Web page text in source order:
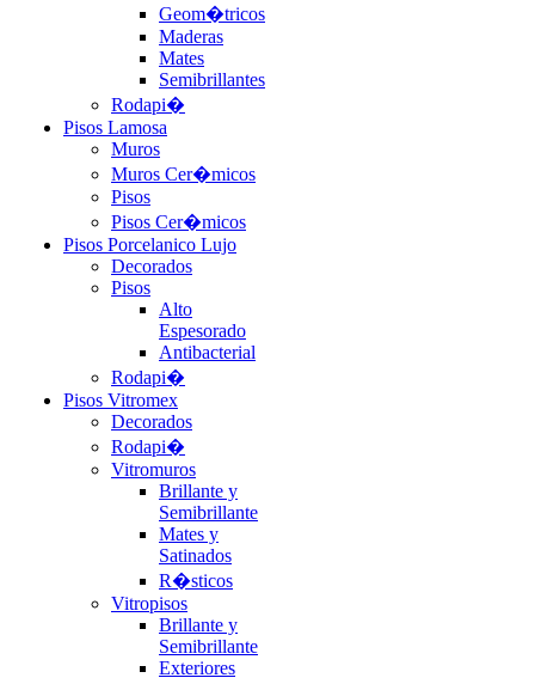
Geom�tricos
Maderas
Mates
Semibrillantes
Rodapi�
Pisos Lamosa
Muros
Muros Cer�micos
Pisos
Pisos Cer�micos
Pisos Porcelanico Lujo
Decorados
Pisos
Alto
Espesorado
Antibacterial
Rodapi�
Pisos Vitromex
Decorados
Rodapi�
Vitromuros
Brillante y
Semibrillante
Mates y
Satinados
R�sticos
Vitropisos
Brillante y
Semibrillante
Exteriores